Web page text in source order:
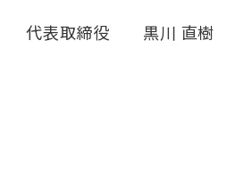
代表取締役 黒川 直樹